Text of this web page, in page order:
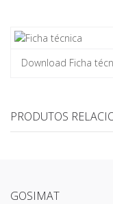
PRODUTOS
GOSIMAT